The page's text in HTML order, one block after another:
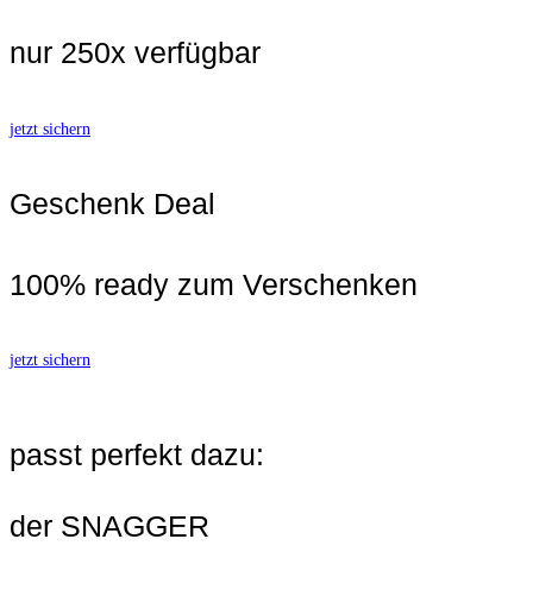
nur 250x verfügbar
jetzt sichern
Geschenk Deal
100% ready zum Verschenken
jetzt sichern
passt perfekt dazu:
der SNAGGER